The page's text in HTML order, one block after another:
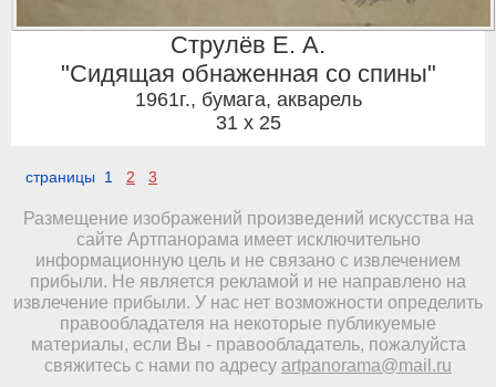
Струлёв Е. А.
"Сидящая обнаженная со спины"
1961г., бумага, акварель
31 x 25
страницы 1 2 3
Размещение изображений произведений искусства на
сайте Артпанорама имеет исключительно
информационную цель и не связано с извлечением
прибыли. Не является рекламой и не направлено на
извлечение прибыли. У нас нет возможности определить
правообладателя на некоторые публикуемые
материалы, если Вы - правообладатель, пожалуйста
свяжитесь с нами по адресу artpanorama@mail.ru